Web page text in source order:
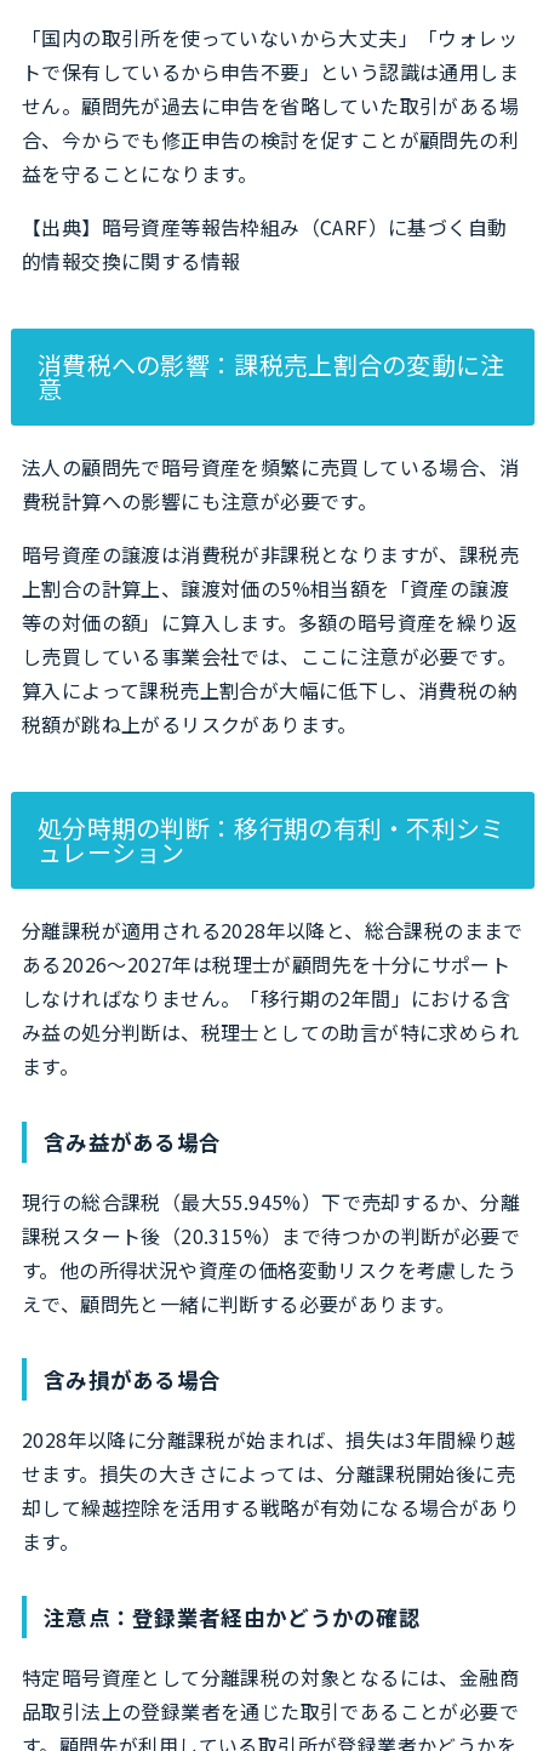
「国内の取引所を使っていないから大丈夫」「ウォレッ
トで保有しているから申告不要」という認識は通用しま
せん。顧問先が過去に申告を省略していた取引がある場
合、今からでも修正申告の検討を促すことが顧問先の利
益を守ることになります。
【出典】 暗号資産等報告枠組み（CARF）に基づく自動
的情報交換に関する情報
消費税への影響：課税売上割合の変動に注
意
法人の顧問先で暗号資産を頻繁に売買している場合、消
費税計算への影響にも注意が必要です。
暗号資産の譲渡は消費税が非課税となりますが、課税売
上割合の計算上、譲渡対価の5%相当額を「資産の譲渡
等の対価の額」に算入します。多額の暗号資産を繰り返
し売買している事業会社では、ここに注意が必要です。
算入によって課税売上割合が大幅に低下し、消費税の納
税額が跳ね上がるリスクがあります。
処分時期の判断：移行期の有利・不利シミ
ュレーション
分離課税が適用される2028年以降と、総合課税のままで
ある2026〜2027年は税理士が顧問先を十分にサポート
しなければなりません。「移行期の2年間」における含
み益の処分判断は、税理士としての助言が特に求められ
ます。
含み益がある場合
現行の総合課税（最大55.945%）下で売却するか、分離
課税スタート後（20.315%）まで待つかの判断が必要で
す。他の所得状況や資産の価格変動リスクを考慮したう
えで、顧問先と一緒に判断する必要があります。
含み損がある場合
2028年以降に分離課税が始まれば、損失は3年間繰り越
せます。損失の大きさによっては、分離課税開始後に売
却して繰越控除を活用する戦略が有効になる場合があり
ます。
注意点：登録業者経由かどうかの確認
特定暗号資産として分離課税の対象となるには、金融商
品取引法上の登録業者を通じた取引であることが必要で
す。顧問先が利用している取引所が登録業者かどうかを